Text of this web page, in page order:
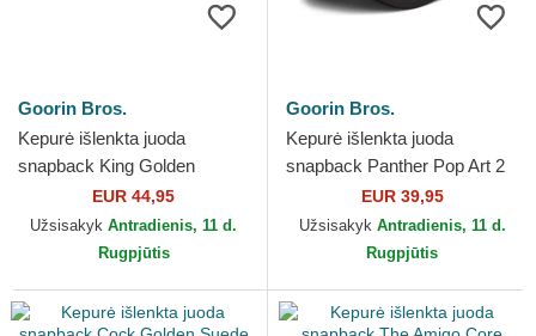
Goorin Bros.
Kepurė išlenkta juoda
snapback King Golden
Suede The Farm Goorin
Bros.
EUR 44,95
Užsisakyk Antradienis, 11 d.
Rugpjūtis
Goorin Bros.
Kepurė išlenkta juoda
snapback Panther Pop Art 2
The Farm Goorin Bros.
EUR 39,95
Užsisakyk Antradienis, 11 d.
Rugpjūtis